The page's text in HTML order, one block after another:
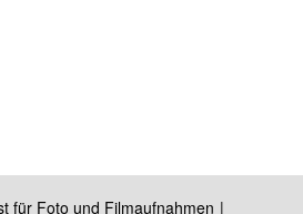
für Foto und Filmaufnahmen